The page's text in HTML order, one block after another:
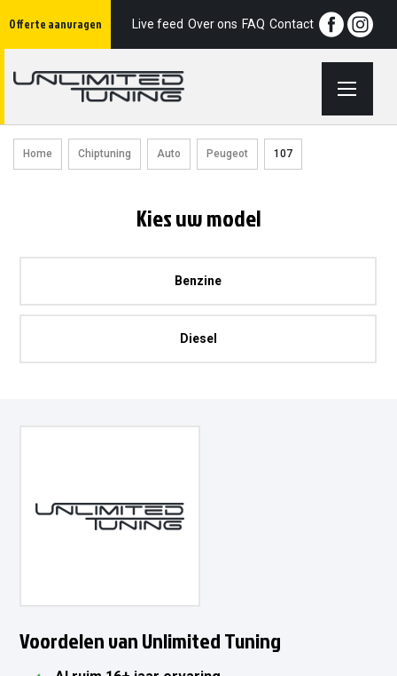
Offerte aanvragen
naarLive feed Over ons FAQ Contact
Home Chiptuning Auto Peugeot 107
Kies uw model
Benzine
Diesel
Voordelen van Unlimited Tuning